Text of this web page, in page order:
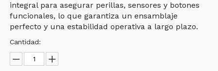
integral para asegurar perillas, sensores y botones
funcionales, lo que garantiza un ensamblaje
perfecto y una estabilidad operativa a largo plazo.
Cantidad: